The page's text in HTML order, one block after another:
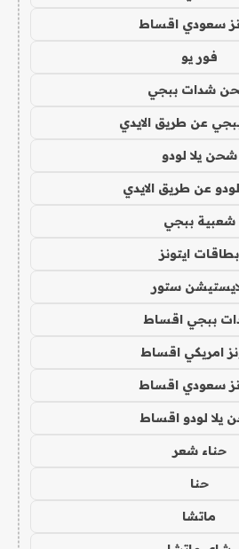
سعودي اقساط
فور يو
شدات ببجي
عن طريق الايدي
شحن يلا لودو
عن طريق الايدي
شعبية ببجي
بطاقات ايتونز
ستور
ببجي اقساط
امريكي اقساط
سعودي اقساط
يلا لودو اقساط
حناء شعر
حنا
ماتشا